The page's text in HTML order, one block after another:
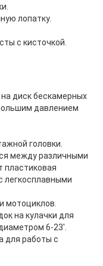
лопатку.
с кисточкой.
диск бескамерных
давлением
головки.
между различными
пластиковая
легкосплавными
мотоциклов.
на кулачки для
6-23'.
для работы с